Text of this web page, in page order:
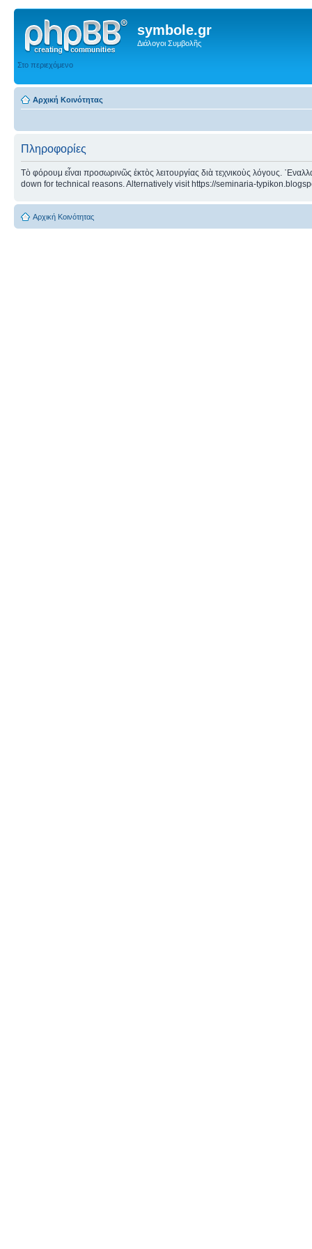
symbole.gr
Διάλογοι Συμβολῆς
Στο περιεχόμενο
Αρχική Κοινότητας
Πληροφορίες
Τὸ φόρουμ εἶναι προσωρινῶς ἐκτὸς λειτουργίας διὰ τεχνικοὺς λόγους.
down for technical reasons. Alternatively visit https://seminaria-
Αρχική Κοινότητας